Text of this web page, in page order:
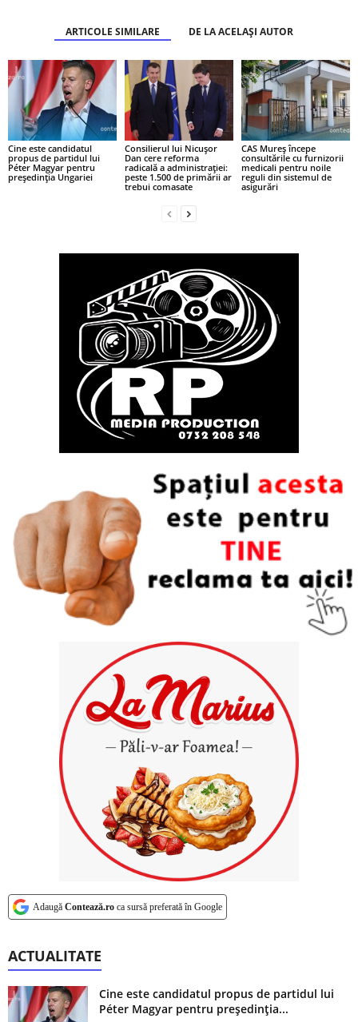
ARTICOLE SIMILARE DE LA ACELAȘI AUTOR
Cine este candidatul
propus de partidul lui
Péter Magyar pentru
președinția Ungariei
Consilierul lui Nicușor
Dan cere reforma
radicală a administrației:
peste 1.500 de primării ar
trebui comasate
CAS Mureș începe
consultările cu furnizorii
medicali pentru noile
reguli din sistemul de
asigurări
Adaugă Contează.ro ca sursă preferată în Google
ACTUALITATE
Cine este candidatul propus de partidul lui
Péter Magyar pentru președinția...